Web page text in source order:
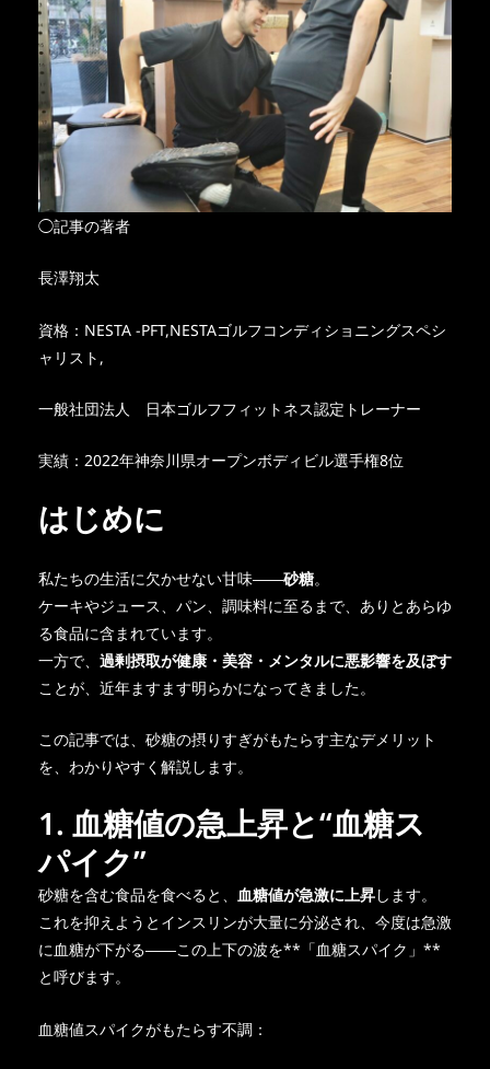
◯記事の著者
長澤翔太
資格：NESTA -PFT,NESTAゴルフコンディショニングスペシ
ャリスト,
一般社団法人 日本ゴルフフィットネス認定トレーナー
実績：2022年神奈川県オープンボディビル選手権8位
はじめに
私たちの生活に欠かせない甘味――砂糖。
ケーキやジュース、パン、調味料に至るまで、ありとあらゆ
る食品に含まれています。
一方で、 過剰摂取が健康・美容・メンタルに悪影響を及ぼす
ことが、近年ますます明らかになってきました。
この記事では、砂糖の摂りすぎがもたらす主なデメリット
を、わかりやすく解説します。
1. 血糖値の急上昇と“血糖ス
パイク”
砂糖を含む食品を食べると、 血糖値が急激に上昇します。
これを抑えようとインスリンが大量に分泌され、今度は急激
に血糖が下がる――この上下の波を**「血糖スパイク」**
と呼びます。
血糖値スパイクがもたらす不調：